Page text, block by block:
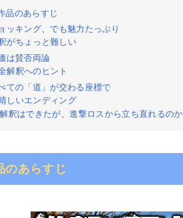
品のあらすじ
ッキング、でも魅力たっぷり
がちょっと難しい
は賛否両論
解釈へのヒント
ての「道」が交わる座標で
しいエンディング
釈はできたが、進撃ロスから立ち直れるのか
のあらすじ